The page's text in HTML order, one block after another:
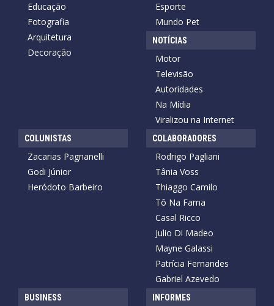
Educação
Fotografia
Arquitetura
Decoração
Esporte
Mundo Pet
NOTÍCIAS
Motor
Televisão
Autoridades
Na Mídia
Viralizou na Internet
COLUNISTAS
Zacarias Pagnanelli
Godi Júnior
Heródoto Barbeiro
COLABORADORES
Rodrigo Pagliani
Tânia Voss
Thiaggo Camilo
Tô Na Fama
Casal Ricco
Julio Di Madeo
Mayne Galassi
Patrícia Fernandes
Gabriel Azevedo
BUSINESS INFORMES